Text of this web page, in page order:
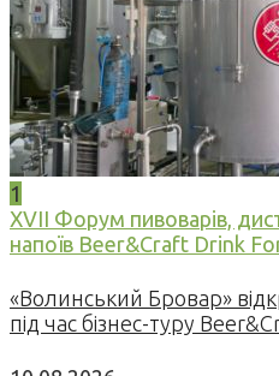
1
XVII Форум пивоварів,
напоїв Beer&Craft Drink
«Волинський Бровар»
під час бізнес-туру